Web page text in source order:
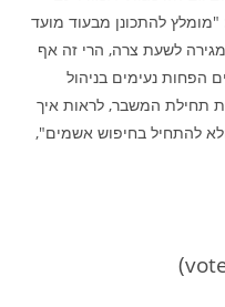
להתכונן מבעוד מועד
לשעת צרה, הרי זה אף
הפחות נעימים בניהול
תחילת המשבר, לראות איך
להתחיל בחיפוש אשמים",